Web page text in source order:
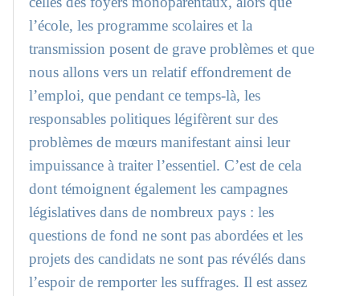
l’école, les programme scolaires et la
transmission posent de grave problèmes et que
nous allons vers un relatif effondrement de
l’emploi, que pendant ce temps-là, les
responsables politiques légifèrent sur des
problèmes de mœurs manifestant ainsi leur
impuissance à traiter l’essentiel. C’est de cela
dont témoignent également les campagnes
législatives dans de nombreux pays : les
questions de fond ne sont pas abordées et les
projets des candidats ne sont pas révélés dans
l’espoir de remporter les suffrages. Il est assez